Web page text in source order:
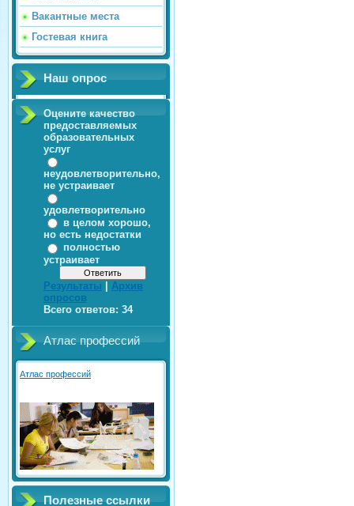
Вакантные места
Гостевая книга
Наш опрос
Оцените качество
предоставляемых
образовательных
услуг
неудовлетворительно,
не устраивает
удовлетворительно
в целом хорошо,
но есть недостатки
полностью
устраивает
Результаты
Архив
опросов
Всего ответов: 34
Атлас профессий
Атлас профессий
Полезные ссылки